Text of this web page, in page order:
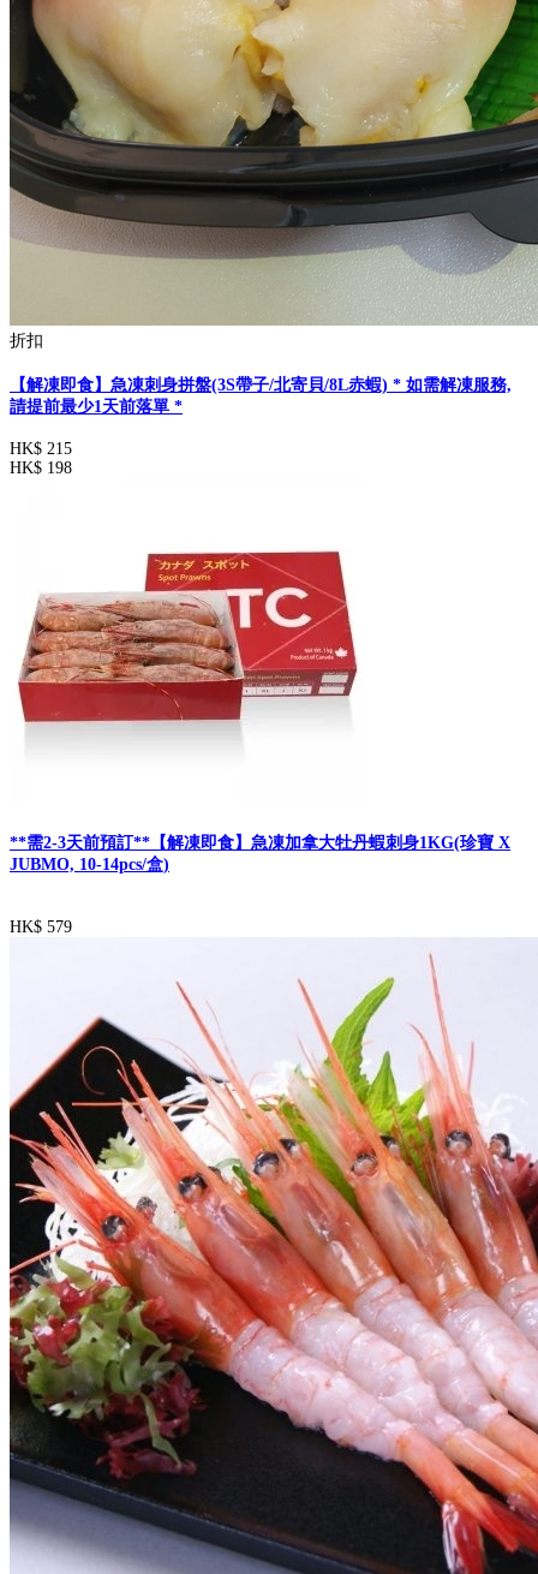
折扣
【解凍即食】急凍刺身拼盤(3S帶子/北寄貝/8L赤蝦) * 如需解凍服務,
請提前最少1天前落單 *
HK$ 215
HK$ 198
**需2-3天前預訂**【解凍即食】急凍加拿大牡丹蝦刺身1KG(珍寶 X
JUBMO, 10-14pcs/盒)
HK$ 579